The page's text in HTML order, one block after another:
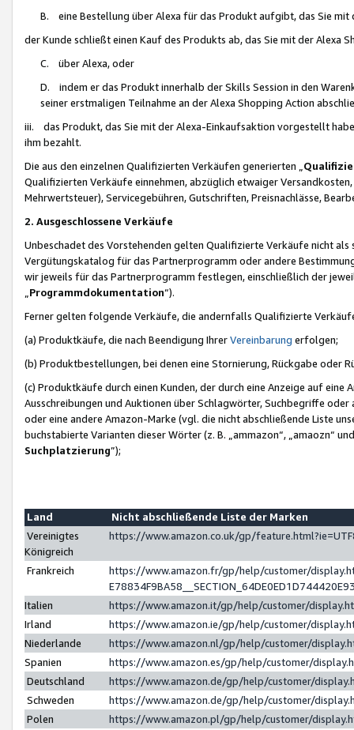
B. eine Bestellung über Alexa für das Produkt aufgibt, das Sie mit
der Kunde schließt einen Kauf des Produkts ab, das Sie mit der Alexa
C. über Alexa, oder
D. indem er das Produkt innerhalb der Skills Session in den
seiner erstmaligen Teilnahme an der Alexa Shopping Action
iii. das Produkt, das Sie mit der Alexa-Einkaufsaktion vorgestellt
ihm bezahlt.
Die aus den einzelnen Qualifizierten Verkäufen generierten „
Qualifizierten Verkäufe einnehmen, abzüglich etwaiger
Mehrwertsteuer), Servicegebühren, Gutschriften, Preisnachlässe,
2. Ausgeschlossene Verkäufe
Unbeschadet des Vorstehenden gelten Qualifizierte Verkäufe nicht
Vergütungskatalog für das Partnerprogramm oder andere
wir jeweils für das Partnerprogramm festlegen, einschließlich der
Programmdokumentation“).
Ferner gelten folgende Verkäufe, die andernfalls Qualifizierte
(a) Produktkäufe, die nach Beendigung IhrerVereinbarung erfolgen;
(b) Produktbestellungen, bei denen eine Stornierung, Rückgabe oder
(c) Produktkäufe durch einen Kunden, der durch eine Anzeige auf
Ausschreibungen und Auktionen über Schlagwörter, Suchbegriffe
oder eine andere Amazon-Marke (vgl. die nicht abschließende Liste
buchstabierte Varianten dieser Wörter (z. B. „ammazon“, „amaozn“
Suchplatzierung”);
Land
Nicht abschließende Liste der Marken
Vereinigtes
Königreich
https://www.amazon.co.uk/gp/
Frankreich
https://www.amazon.fr/gp/help/customer/
Italien
https://www.amazon.it/gp/help/customer/
Irland
https://www.amazon.ie/gp/help/customer/
Niederlande
https://www.amazon.nl/gp/help/customer/
Spanien
https://www.amazon.es/gp/help/customer/
Deutschland
https://www.amazon.de/gp/help/customer/
Schweden
https://www.amazon.de/gp/help/customer/
Polen
https://www.amazon.pl/gp/help/customer/